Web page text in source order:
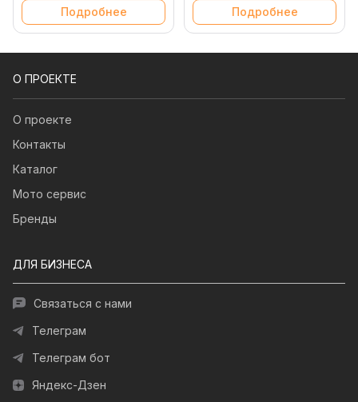
Подробнее Подробнее
О ПРОЕКТЕ
О проекте
Контакты
Каталог
Мото сервис
Бренды
ДЛЯ БИЗНЕСА
Связаться с нами
Телеграм
Телеграм бот
Яндекс-Дзен